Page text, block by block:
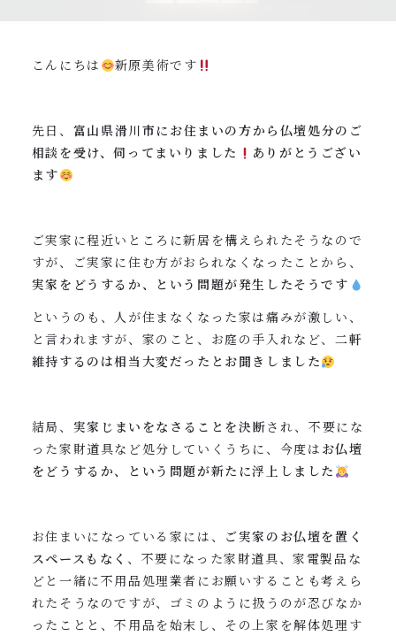
0120-962-856
こんにちは 新原美術です
先日、 富山県滑川市にお住まいの方から仏壇処分のご
相談を受け、伺ってまいりました
ありがとうござい
ます
ご実家に程近いところに新居を構えられたそうなので
すが、ご実家に住む方がおられなくなったことから、
実家をどうするか、という問題が発生したそうです
というのも、人が住まなくなった家は痛みが激しい、
と言われますが、家のこと、お庭の手入れなど、二軒
維持するのは相当大変だったとお聞きしました
結局、 実家じまいをなさることを決断され、不要にな
った家財道具など処分していくうちに、今度は お仏壇
をどうするか、という問題が新たに浮上しました
お住まいになっている家には、 ご実家のお仏壇を置く
スペースもなく、不要になった家財道具、家電製品な
どと一緒に不用品処理業者にお願いすることも考えら
れたそうなのですが、ゴミのように扱うのが忍びなか
ったことと、不用品を始末し、その上家を解体処理す